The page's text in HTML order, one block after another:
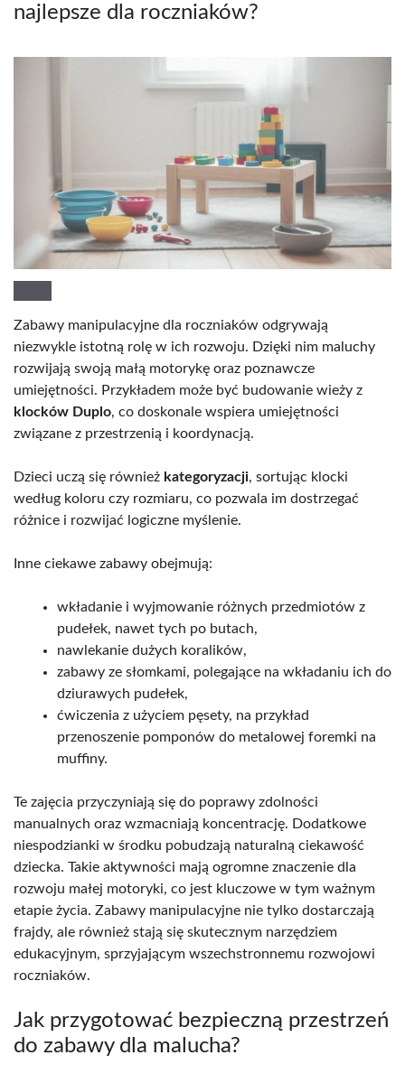
najlepsze dla roczniaków?
Zabawy manipulacyjne dla roczniaków odgrywają
niezwykle istotną rolę w ich rozwoju. Dzięki nim maluchy
rozwijają swoją małą motorykę oraz poznawcze
umiejętności. Przykładem może być budowanie wieży z
klocków Duplo, co doskonale wspiera umiejętności
związane z przestrzenią i koordynacją.
Dzieci uczą się również kategoryzacji, sortując klocki
według koloru czy rozmiaru, co pozwala im dostrzegać
różnice i rozwijać logiczne myślenie.
Inne ciekawe zabawy obejmują:
wkładanie i wyjmowanie różnych przedmiotów z
pudełek, nawet tych po butach,
nawlekanie dużych koralików,
zabawy ze słomkami, polegające na wkładaniu ich do
dziurawych pudełek,
ćwiczenia z użyciem pęsety, na przykład
przenoszenie pomponów do metalowej foremki na
muffiny.
Te zajęcia przyczyniają się do poprawy zdolności
manualnych oraz wzmacniają koncentrację. Dodatkowe
niespodzianki w środku pobudzają naturalną ciekawość
dziecka. Takie aktywności mają ogromne znaczenie dla
rozwoju małej motoryki, co jest kluczowe w tym ważnym
etapie życia. Zabawy manipulacyjne nie tylko dostarczają
frajdy, ale również stają się skutecznym narzędziem
edukacyjnym, sprzyjającym wszechstronnemu rozwojowi
roczniaków.
Jak przygotować bezpieczną przestrzeń
do zabawy dla malucha?